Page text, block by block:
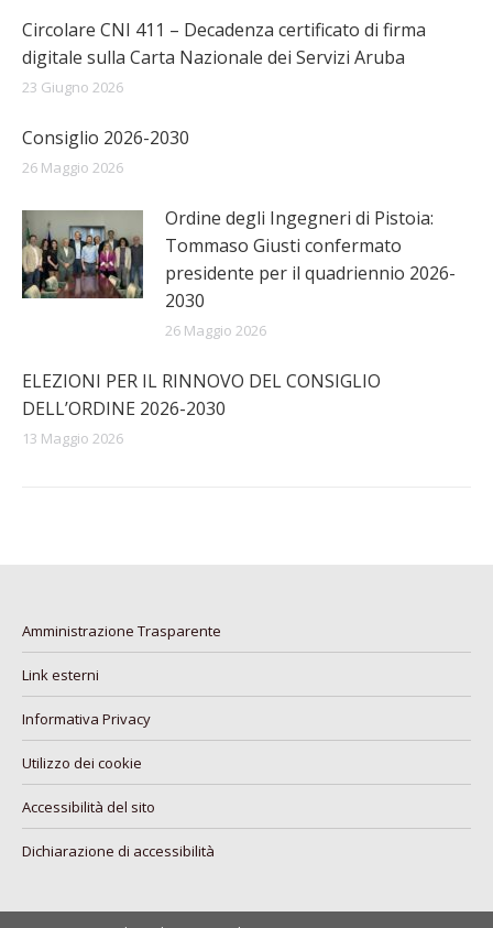
Circolare CNI 411 – Decadenza certificato di firma
digitale sulla Carta Nazionale dei Servizi Aruba
23 Giugno 2026
Consiglio 2026-2030
26 Maggio 2026
Ordine degli Ingegneri di Pistoia:
Tommaso Giusti confermato
presidente per il quadriennio 2026-
2030
26 Maggio 2026
ELEZIONI PER IL RINNOVO DEL CONSIGLIO
DELL’ORDINE 2026-2030
13 Maggio 2026
Amministrazione Trasparente
Link esterni
Informativa Privacy
Utilizzo dei cookie
Accessibilità del sito
Dichiarazione di accessibilità